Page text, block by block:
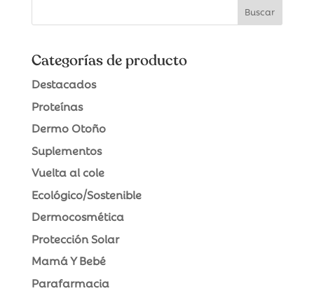
Categorías de producto
Destacados
Proteínas
Dermo Otoño
Suplementos
Vuelta al cole
Ecológico/Sostenible
Dermocosmética
Protección Solar
Mamá Y Bebé
Parafarmacia